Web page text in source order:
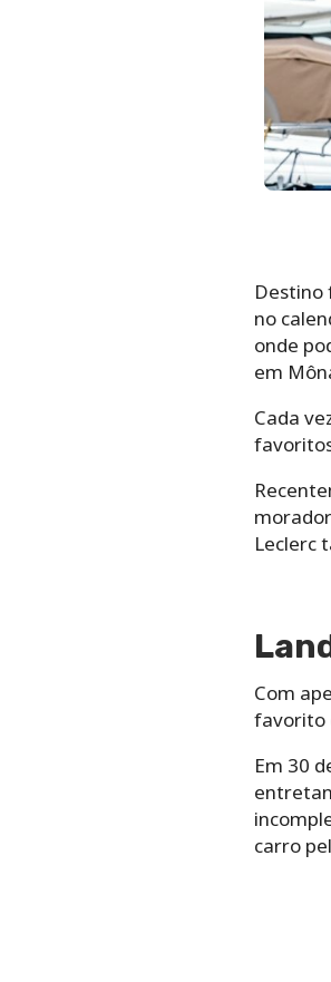
Destino
no
onde
em
Cada
Leclerc
Com
favorito
Em 30
carro